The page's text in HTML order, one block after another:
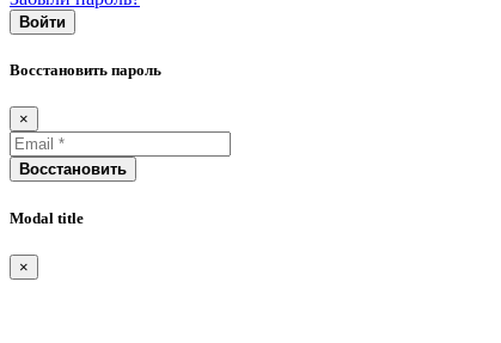
Войти
Восстановить пароль
×
Восстановить
Modal title
×